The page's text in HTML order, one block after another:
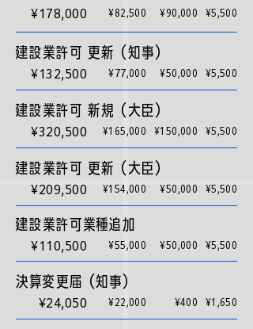
¥178,000 ¥82,500 ¥90,000 ¥5,500
建設業許可 更新（知事）
¥132,500 ¥77,000 ¥50,000 ¥5,500
建設業許可 新規（大臣）
¥320,500 ¥165,000 ¥150,000 ¥5,500
建設業許可 更新（大臣）
¥209,500 ¥154,000 ¥50,000 ¥5,500
建設業許可業種追加
¥110,500 ¥55,000 ¥50,000 ¥5,500
決算変更届（知事）
¥24,050 ¥22,000 ¥400 ¥1,650